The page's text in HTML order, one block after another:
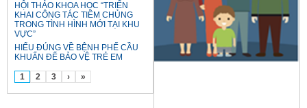
HỘI THẢO KHOA HỌC “TRIỂN
KHAI CÔNG TÁC TIÊM CHỦNG
TRONG TÌNH HÌNH MỚI TẠI KHU
VỰC”
HIỂU ĐÚNG VỀ BỆNH PHẾ CẦU
KHUẨN ĐỂ BẢO VỆ TRẺ EM
1 2 3 › »